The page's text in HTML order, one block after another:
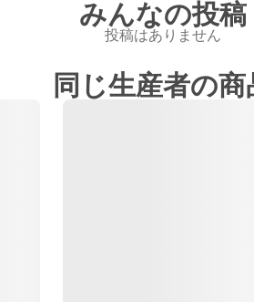
みんなの投稿
投稿はありません
同じ生産者の商